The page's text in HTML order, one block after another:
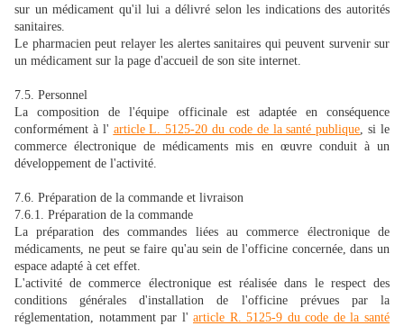
sur un médicament qu'il lui a délivré selon les indications des autorités
sanitaires.
Le pharmacien peut relayer les alertes sanitaires qui peuvent survenir sur
un médicament sur la page d'accueil de son site internet.
7.5. Personnel
La composition de l'équipe officinale est adaptée en conséquence
conformément à l' article L. 5125-20 du code de la santé publique , si le
commerce électronique de médicaments mis en œuvre conduit à un
développement de l'activité.
7.6. Préparation de la commande et livraison
7.6.1. Préparation de la commande
La préparation des commandes liées au commerce électronique de
médicaments, ne peut se faire qu'au sein de l'officine concernée, dans un
espace adapté à cet effet.
L'activité de commerce électronique est réalisée dans le respect des
conditions générales d'installation de l'officine prévues par la
réglementation, notamment par l'article R. 5125-9 du code de la santé